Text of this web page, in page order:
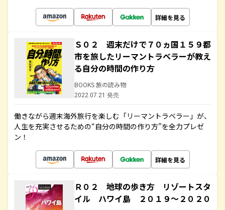
詳細を見る
Ｓ０２ 週末だけで７０ヵ国１５９都
市を旅したリーマントラベラーが教え
る自分の時間の作り方
BOOKS 旅の読み物
2022.07.21 発売
働きながら週末海外旅行を楽しむ「リーマントラベラー」が、
人生を充実させるための“自分の時間の作り方”を全力プレゼ
ン！
詳細を見る
Ｒ０２ 地球の歩き方 リゾートスタ
イル ハワイ島 ２０１９～２０２０